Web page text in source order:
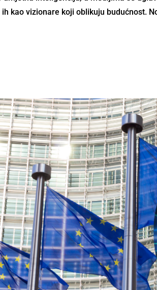
kao vizionare koji oblikuju budućnost.